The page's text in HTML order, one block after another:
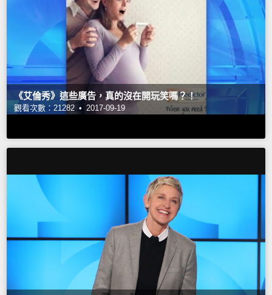
《艾倫秀》這些廣告，真的沒在開玩笑嗎？！
觀看次數：21282 • 2017-09-19